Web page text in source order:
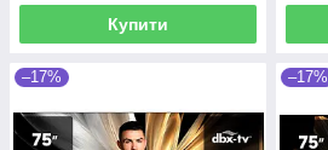
Купити
–17% –17%